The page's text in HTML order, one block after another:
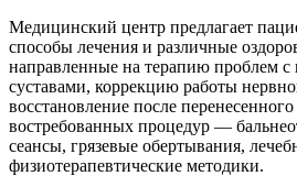
Медицинский центр предлагает
способы лечения и различные
направленные на терапию проблем с
суставами, коррекцию работы
восстановление после
востребованных процедур —
сеансы, грязевые обертывания,
физиотерапевтические методики.